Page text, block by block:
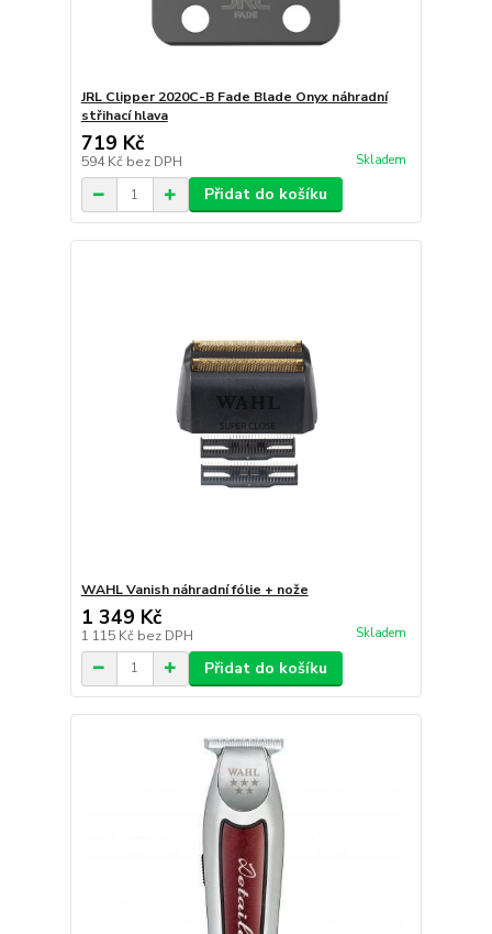
JRL Clipper 2020C-B Fade Blade Onyx náhradní
střihací hlava
719 Kč
594 Kč bez DPH Skladem
Přidat do košíku
WAHL Vanish náhradní fólie + nože
1 349 Kč
1 115 Kč bez DPH Skladem
Přidat do košíku